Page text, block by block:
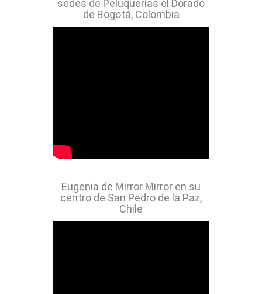
sedes de Peluquerías el Dorado
de Bogotá, Colombia
Eugenia de Mirror Mirror en su
centro de San Pedro de la Paz,
Chile